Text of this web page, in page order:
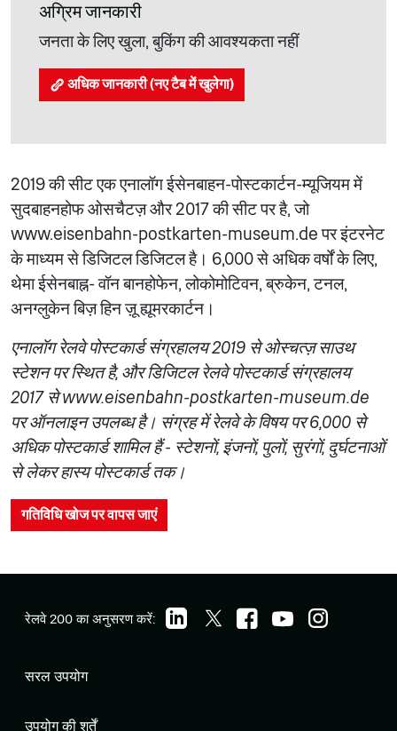
अग्रिम जानकारी
जनता के लिए खुला, बुकिंग की आवश्यकता नहीं
अधिक जानकारी (नए टैब में खुलेगा)
2019 की सीट एक एनालॉग ईसेनबाहन-पोस्टकार्टन-म्यूजियम में
सुदबाहनहोफ ओसचैटज़ और 2017 की सीट पर है, जो
www.eisenbahn-postkarten-museum.de पर इंटरनेट
के माध्यम से डिजिटल डिजिटल है। 6,000 से अधिक वर्षों के लिए,
थेमा ईसेनबाह्न- वॉन बानहोफेन, लोकोमोटिवन, ब्रुकेन, टनल,
अनग्लुकेन बिज़ हिन ज़ू ह्यूमरकार्टन।
एनालॉग रेलवे पोस्टकार्ड संग्रहालय 2019 से ओस्चत्ज़ साउथ
स्टेशन पर स्थित है, और डिजिटल रेलवे पोस्टकार्ड संग्रहालय
2017 से www.eisenbahn-postkarten-museum.de
पर ऑनलाइन उपलब्ध है। संग्रह में रेलवे के विषय पर 6,000 से
अधिक पोस्टकार्ड शामिल हैं - स्टेशनों, इंजनों, पुलों, सुरंगों, दुर्घटनाओं
से लेकर हास्य पोस्टकार्ड तक।
गतिविधि खोज पर वापस जाएं
रेलवे 200 का अनुसरण करें:
सरल उपयोग
उपयोग की शर्तें